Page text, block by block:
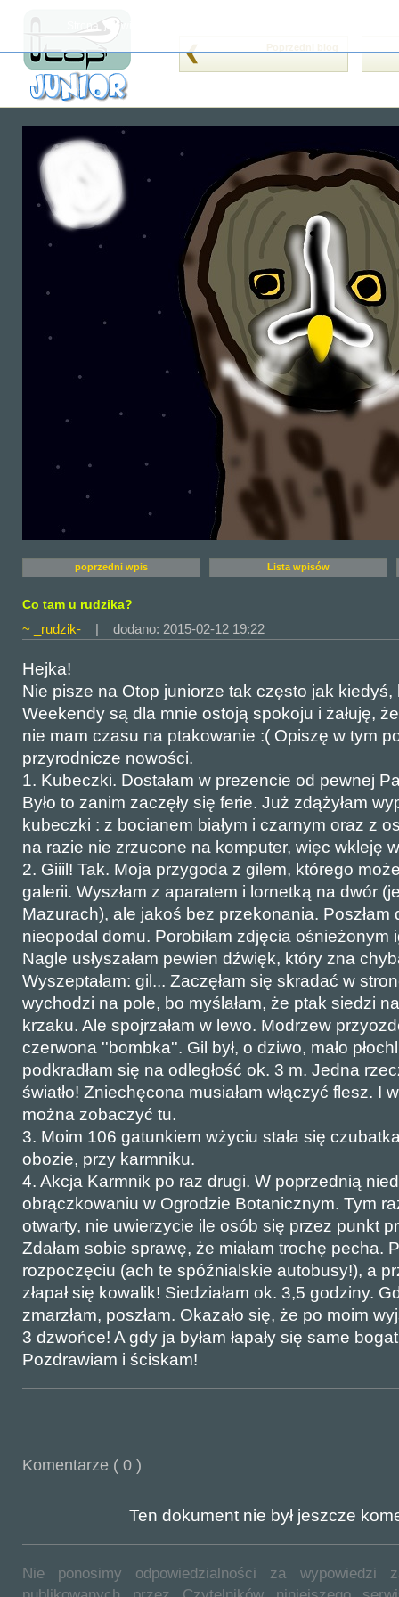
Strona, jak wiele innych, wykorzystuje cookies (tzw. ciasteczka).
poprzedni wpis Lista wpisów
Co tam u rudzika?
~ _rudzik- | dodano: 2015-02-12 19:22
Hejka!
Nie pisze na Otop juniorze tak często jak
Weekendy są dla mnie ostoją spokoju i żałuję,
nie mam czasu na ptakowanie :( Opiszę w tym
przyrodnicze nowości.
1. Kubeczki. Dostałam w prezencie od pewnej
Było to zanim zaczęły się ferie. Już zdążyłam
kubeczki : z bocianem białym i czarnym oraz z
na razie nie zrzucone na komputer, więc wkleję
2. Giiil! Tak. Moja przygoda z gilem, którego
galerii. Wyszłam z aparatem i lornetką na dwór
Mazurach), ale jakoś bez przekonania. Poszłam
nieopodal domu. Porobiłam zdjęcia ośnieżonym
Nagle usłyszałam pewien dźwięk, który zna
Wyszeptałam: gil... Zaczęłam się skradać w
wychodzi na pole, bo myślałam, że ptak siedzi
krzaku. Ale spojrzałam w lewo. Modrzew
czerwona ''bombka''. Gil był, o dziwo, mało
podkradłam się na odległość ok. 3 m. Jedna
światło! Zniechęcona musiałam włączyć flesz. I
można zobaczyć tu.
3. Moim 106 gatunkiem wżyciu stała się
obozie, przy karmniku.
4. Akcja Karmnik po raz drugi. W poprzednią
obrączkowaniu w Ogrodzie Botanicznym. Tym
otwarty, nie uwierzycie ile osób się przez punkt
Zdałam sobie sprawę, że miałam trochę pecha.
rozpoczęciu (ach te spóźnialskie autobusy!), a
złapał się kowalik! Siedziałam ok. 3,5 godziny.
zmarzłam, poszłam. Okazało się, że po moim
3 dzwońce! A gdy ja byłam łapały się same
Pozdrawiam i ściskam!
Komentarze ( 0 )
Ten dokument nie był jeszcze
Nie ponosimy odpowiedzialności za wypowiedzi